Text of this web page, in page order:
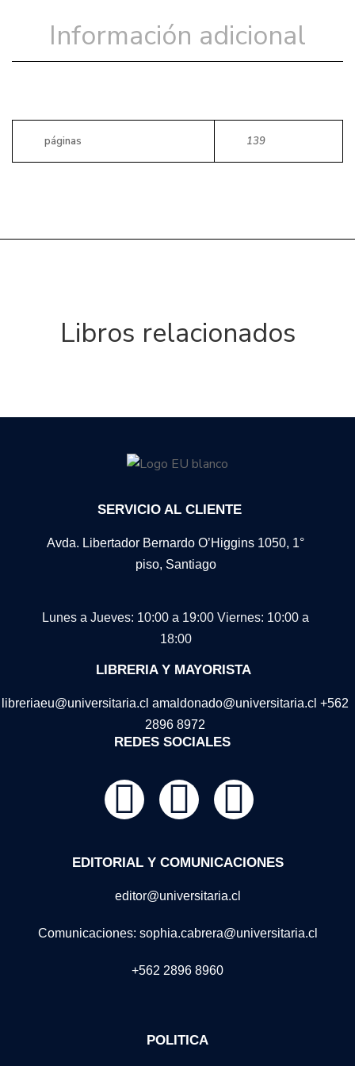
Información adicional
páginas 139
Libros relacionados
SERVICIO AL CLIENTE
Avda. Libertador Bernardo O’Higgins 1050, 1°
piso, Santiago
Lunes a Jueves: 10:00 a 19:00 Viernes: 10:00 a
18:00
LIBRERIA Y MAYORISTA
libreriaeu@universitaria.cl amaldonado@universitaria.cl +562
2896 8972
REDES SOCIALES
EDITORIAL Y COMUNICACIONES
editor@universitaria.cl
Comunicaciones: sophia.cabrera@universitaria.cl
+562 2896 8960
POLITICA